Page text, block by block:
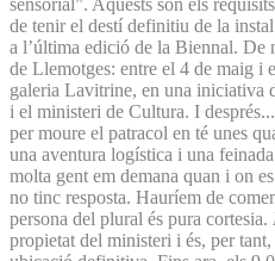
de tenir el destí definitiu de la
a l’última edició de la Biennal. De
de Llemotges: entre el 4 de maig i
galeria Lavitrine, en una iniciativa
i el ministeri de Cultura. I
per moure el patracol en té unes
una aventura logística i una
molta gent em demana quan i on
no tinc resposta. Hauríem de
persona del plural és pura cortesia.
propietat del ministeri i és, per